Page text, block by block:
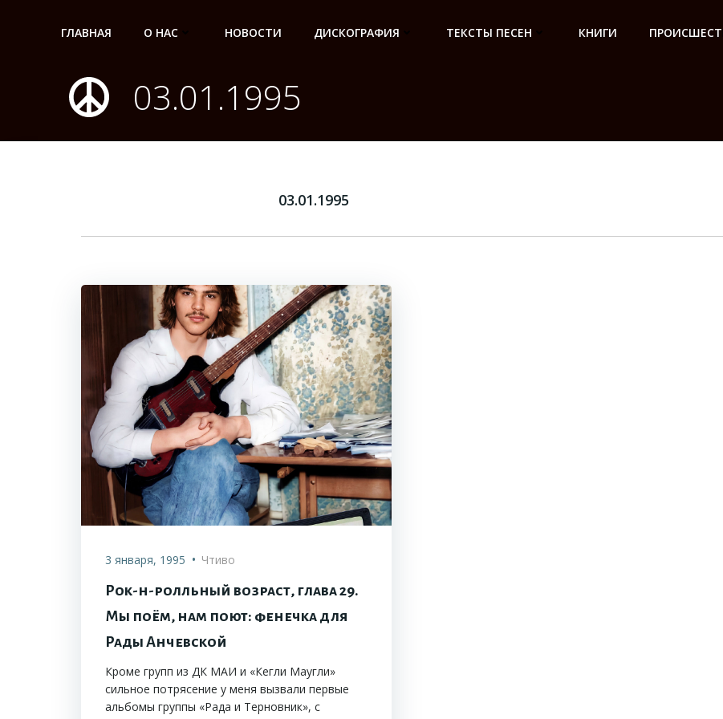
ГЛАВНАЯ О НАС НОВОСТИ ДИСКОГРАФИЯ ТЕКСТЫ ПЕСЕН КНИГИ
03.01.1995
03.01.1995
3 января, 1995 • Чтиво
Рок-н-ролльный возраст, глава 29.
Мы поём, нам поют: фенечка для
Рады Анчевской
Кроме групп из ДК МАИ и «Кегли Маугли»
сильное потрясение у меня вызвали первые
альбомы группы «Рада и Терновник», с